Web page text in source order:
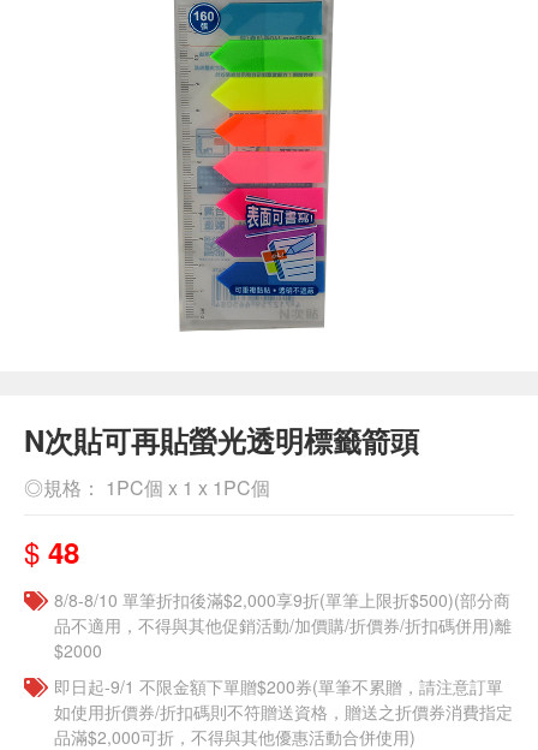
N次貼可再貼螢光透明標籤箭頭
◎規格： 1PC個 x 1 x 1PC個
$ 48
8/8-8/10 單筆折扣後滿$2,000享9折(單筆上限折$500)(部分商
品不適用，不得與其他促銷活動/加價購/折價券/折扣碼併用)離
$2000
即日起-9/1 不限金額下單贈$200券(單筆不累贈，請注意訂單
如使用折價券/折扣碼則不符贈送資格，贈送之折價券消費指定
品滿$2,000可折，不得與其他優惠活動合併使用)